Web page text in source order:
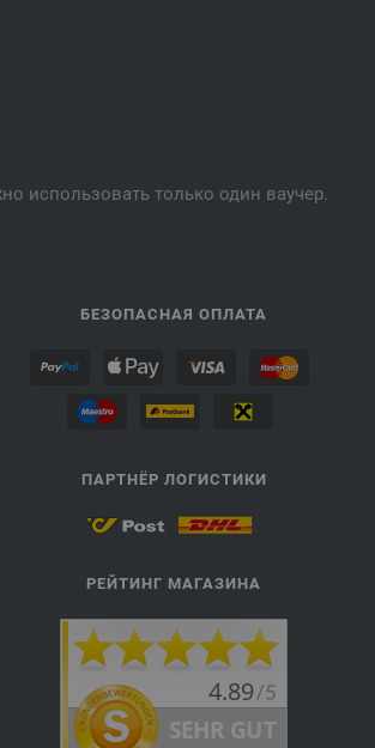
использовать только один ваучер.
БЕЗОПАСНАЯ ОПЛАТА
ПАРТНЁР ЛОГИСТИКИ
РЕЙТИНГ МАГАЗИНА